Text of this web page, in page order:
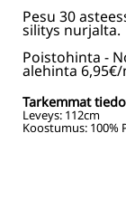
Pesu 30
silitys nurjalta.
Poistohinta -
alehinta 6,95€/
Tarkemmat
Leveys: 112cm
Koostumus: 100%